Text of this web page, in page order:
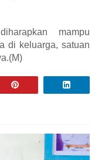
mampu
di keluarga, satuan